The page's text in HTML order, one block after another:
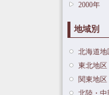
2000年
地域別
北海道地
東北地区
関東地区
北陸・中